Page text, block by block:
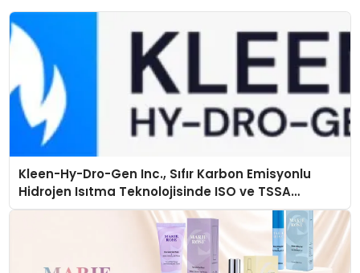
Kleen-Hy-Dro-Gen Inc., Sıfır Karbon Emisyonlu
Hidrojen Isıtma Teknolojisinde ISO ve TSSA
Düzenleyici Onaylarını Aldı